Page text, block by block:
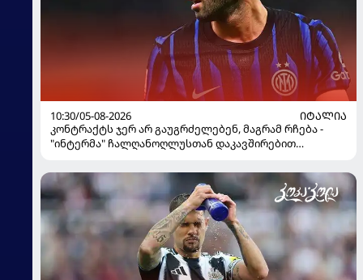
10:30/05-08-2026
ᲘᲢᲐᲚᲘᲐ
კონტრაქტს ჯერ არ გაუგრძელებენ, მაგრამ რჩება -
"ინტერმა" ჩალღანოღლუსთან დაკავშირებით